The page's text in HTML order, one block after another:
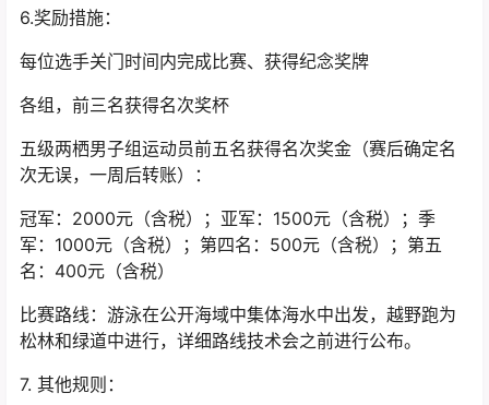
6.奖励措施：
每位选手关门时间内完成比赛、获得纪念奖牌
各组，前三名获得名次奖杯
五级两栖男子组运动员前五名获得名次奖金（赛后确定名
次无误，一周后转账）：
冠军：2000元（含税）；亚军：1500元（含税）；季
军：1000元（含税）；第四名：500元（含税）；第五
名：400元（含税）
比赛路线：游泳在公开海域中集体海水中出发，越野跑为
松林和绿道中进行，详细路线技术会之前进行公布。
7. 其他规则：